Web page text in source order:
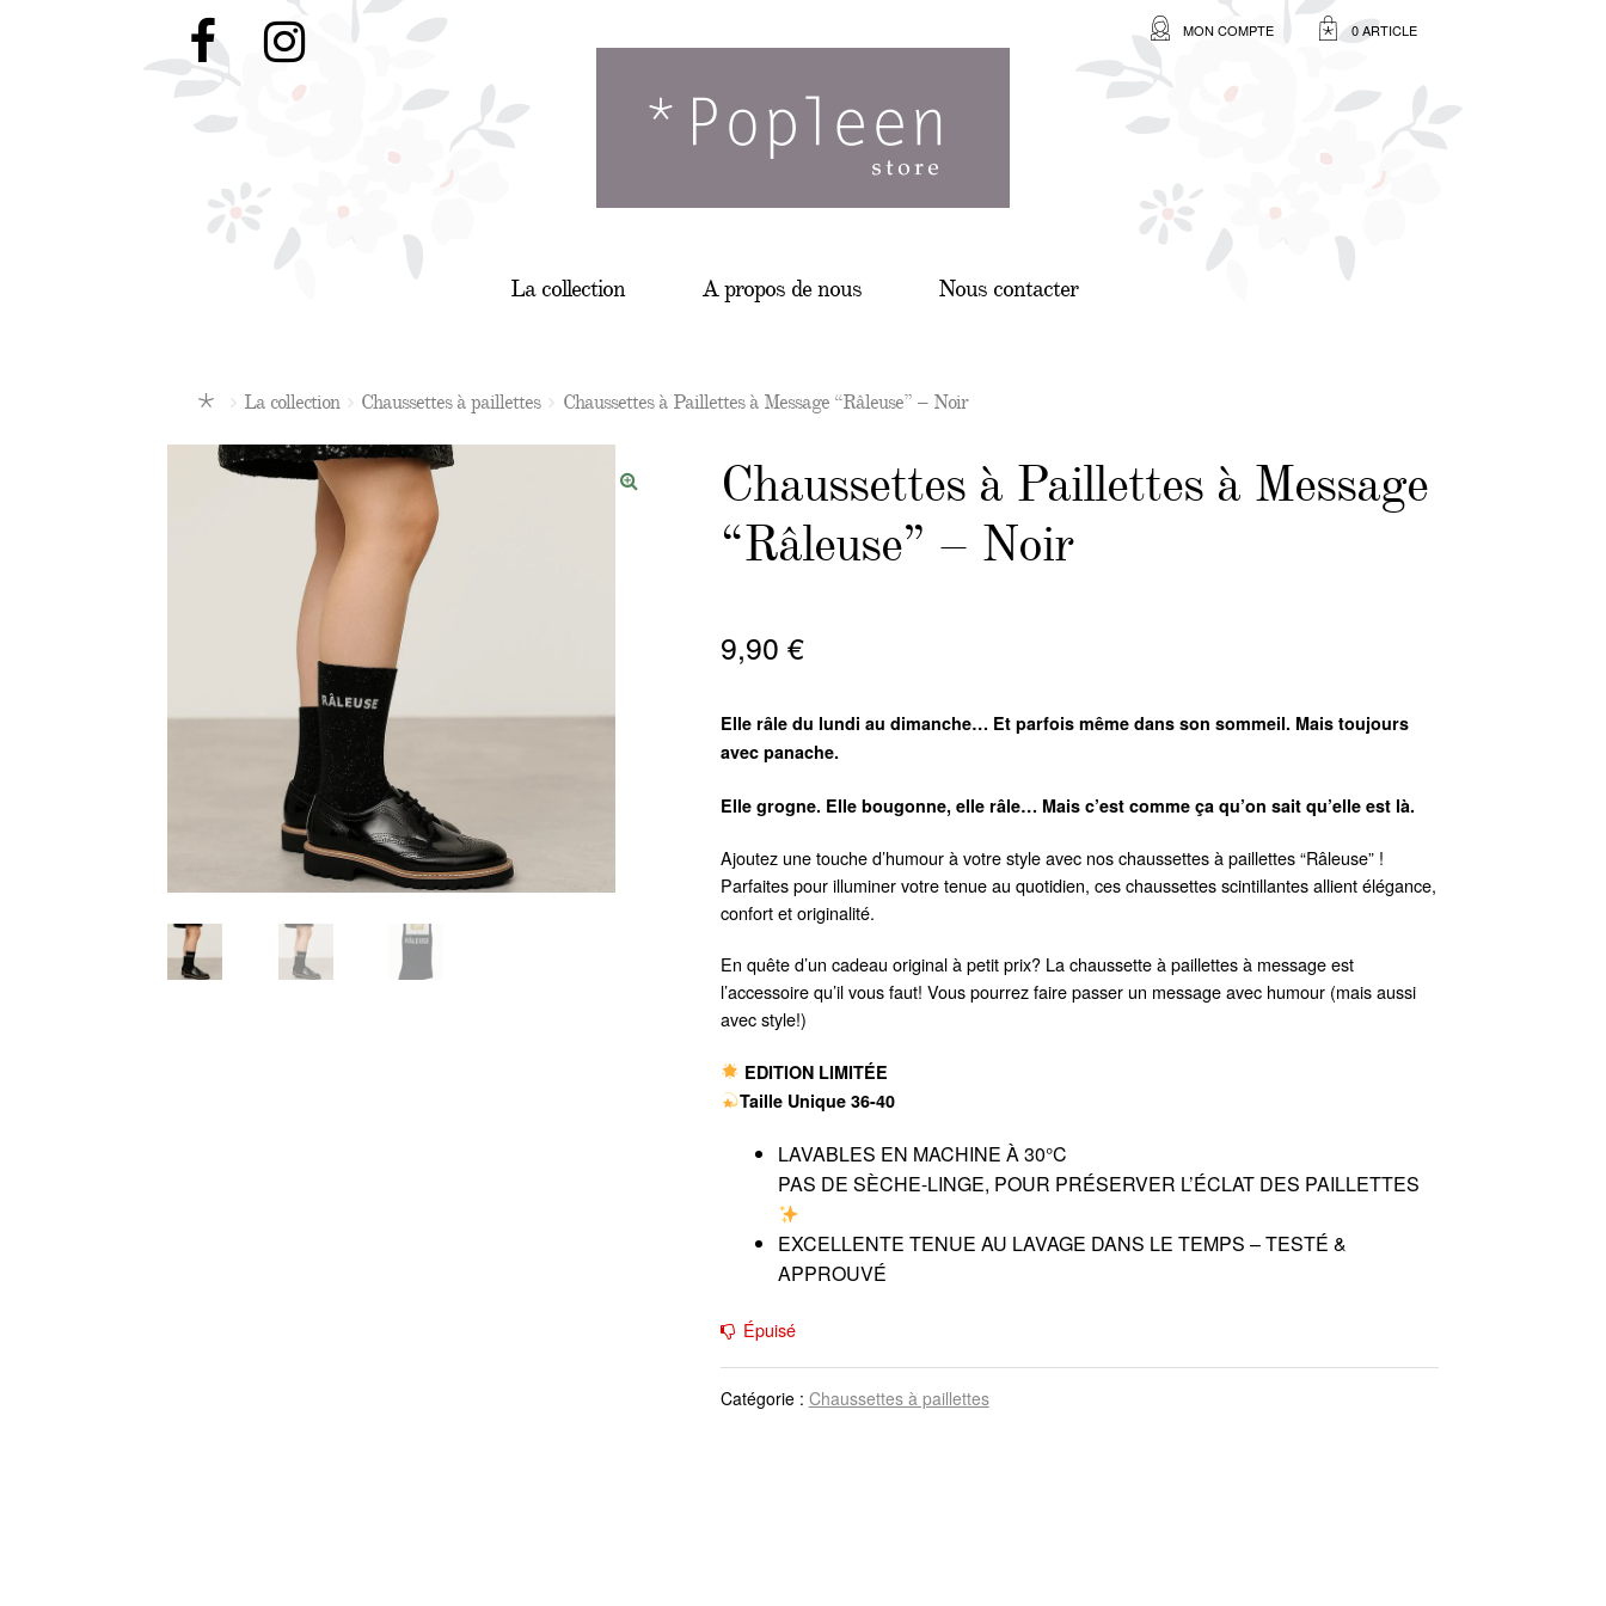
Aller
Aller
MON COMPTE
La collection A propos de nous Nous contacter
0 ARTICLE
La collection Chaussettes à paillettes Chaussettes à Paillettes à Message “Râleuse” – Noir
Chaussettes à Paillettes à Message
“Râleuse” – Noir
9,90 €
Elle râle du lundi au dimanche… Et parfois même dans son sommeil. Mais toujours
avec panache.
Elle grogne. Elle bougonne, elle râle… Mais c’est comme ça qu’on sait qu’elle est là.
Ajoutez une touche d’humour à votre style avec nos chaussettes à paillettes “Râleuse” !
Parfaites pour illuminer votre tenue au quotidien, ces chaussettes scintillantes allient élégance,
confort et originalité.
En quête d’un cadeau original à petit prix? La chaussette à paillettes à message est
l’accessoire qu’il vous faut! Vous pourrez faire passer un message avec humour (mais aussi
avec style!)
EDITION LIMITÉE
Taille Unique 36-40
LAVABLES EN MACHINE À 30°C
PAS DE SÈCHE-LINGE, POUR PRÉSERVER L’ÉCLAT DES PAILLETTES
EXCELLENTE TENUE AU LAVAGE DANS LE TEMPS – TESTÉ &
APPROUVÉ
Épuisé
Catégorie : Chaussettes à paillettes